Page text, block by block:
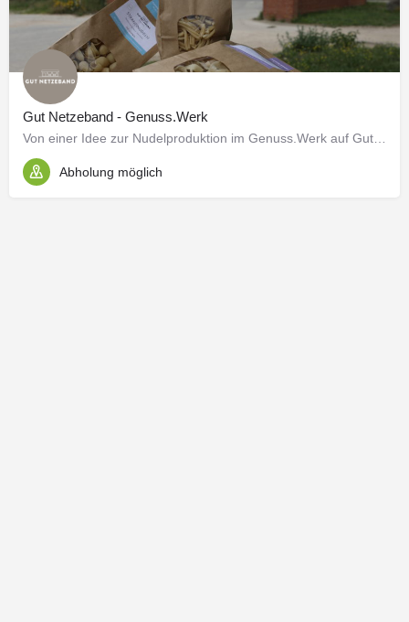
Gut Netzeband - Genuss.Werk
Abholung möglich